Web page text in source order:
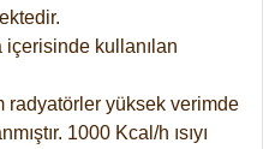
kullanılan
radyatörler yüksek verimde
1000 Kcal/h ısıyı